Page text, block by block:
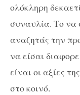
ολόκληρη
συναυλία. Το να
αναζητάς την
να είσαι
είναι οι αξίες
στο κοινό.